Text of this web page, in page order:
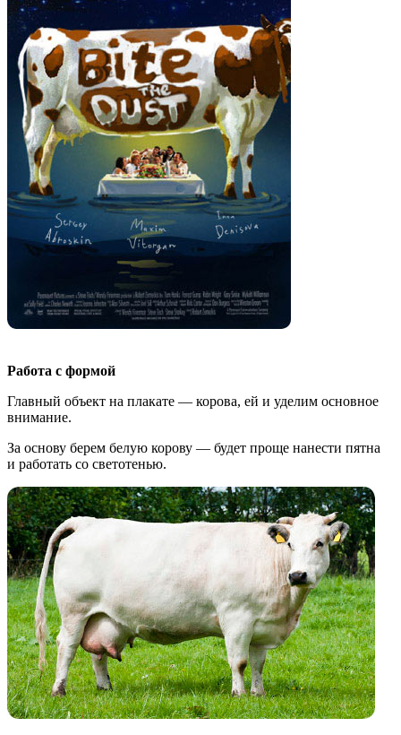
Работа с формой
Главный объект на плакате — корова, ей и уделим основное
внимание.
За основу берем белую корову — будет проще нанести пятна
и работать со светотенью.